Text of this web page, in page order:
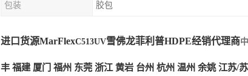
包装 胶包
进口货源MarFlexC513UV雪佛龙菲利普HDPE经销代理商
丰 福建 厦门 福州 东莞 浙江 黄岩 台州 杭州 温州 余姚 江苏/